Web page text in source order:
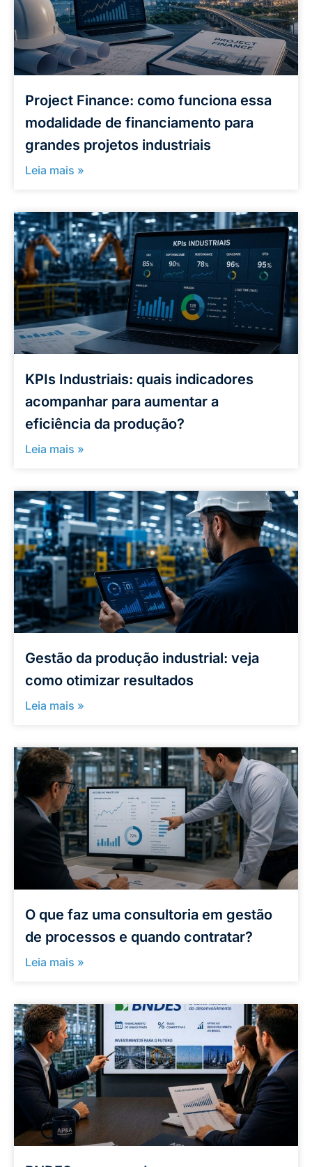
Project Finance: como funciona essa
modalidade de financiamento para
grandes projetos industriais
Leia mais »
KPIs Industriais: quais indicadores
acompanhar para aumentar a
eficiência da produção?
Leia mais »
Gestão da produção industrial: veja
como otimizar resultados
Leia mais »
O que faz uma consultoria em gestão
de processos e quando contratar?
Leia mais »